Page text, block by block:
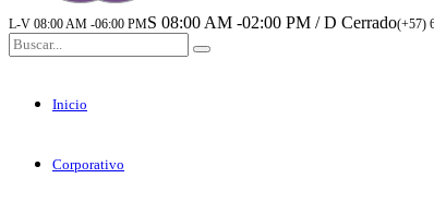
L-V 08:00 AM -06:00 PMS 08:00 AM -02:00 PM / D Cerrado(+57)
Inicio
Corporativo